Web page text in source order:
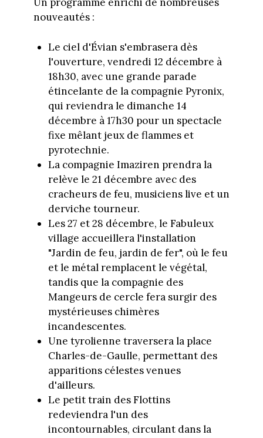
Un programme enrichi de nombreuses
nouveautés :
Le ciel d'Évian s'embrasera dès
l'ouverture, vendredi 12 décembre à
18h30, avec une grande parade
étincelante de la compagnie Pyronix,
qui reviendra le dimanche 14
décembre à 17h30 pour un spectacle
fixe mêlant jeux de flammes et
pyrotechnie.
La compagnie Imaziren prendra la
relève le 21 décembre avec des
cracheurs de feu, musiciens live et un
derviche tourneur.
Les 27 et 28 décembre, le Fabuleux
village accueillera l'installation
"Jardin de feu, jardin de fer", où le feu
et le métal remplacent le végétal,
tandis que la compagnie des
Mangeurs de cercle fera surgir des
mystérieuses chimères
incandescentes.
Une tyrolienne traversera la place
Charles-de-Gaulle, permettant des
apparitions célestes venues
d'ailleurs.
Le petit train des Flottins
redeviendra l'un des
incontournables, circulant dans la